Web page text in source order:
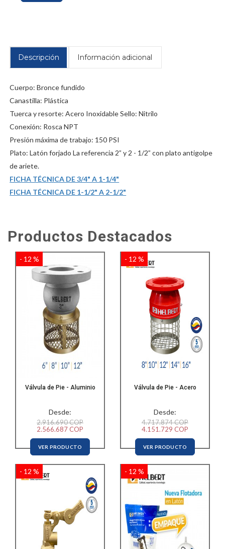
Descripción Información adicional
Cuerpo: Bronce fundido
Canastilla: Plástica
Tuerca y resorte: Acero Inoxidable Sello: Nitrilo
Conexión: Rosca NPT
Presión máxima de trabajo: 150 PSI
Plato: Latón forjado La referencia 2” y 2 - 1/2” con plato antigolpe
de ariete.
FICHA TÉCNICA DE 3/4" A 1-1/4"
FICHA TÉCNICA DE 1-1/2" A 2-1/2"
Productos Destacados
Válvula de Pie - Aluminio
- 12 %
Desde:
2.916.690 COP
2.566.687 COP
VER PRODUCTO
Válvula de Pie - Acero
- 12 %
Desde:
4.717.874 COP
4.151.729 COP
VER PRODUCTO
- 12 % - 12 %